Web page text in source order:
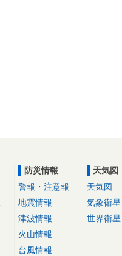
防災情報
警報・注意報
地震情報
津波情報
火山情報
台風情報
天気図
天気図
気象衛星
世界衛星